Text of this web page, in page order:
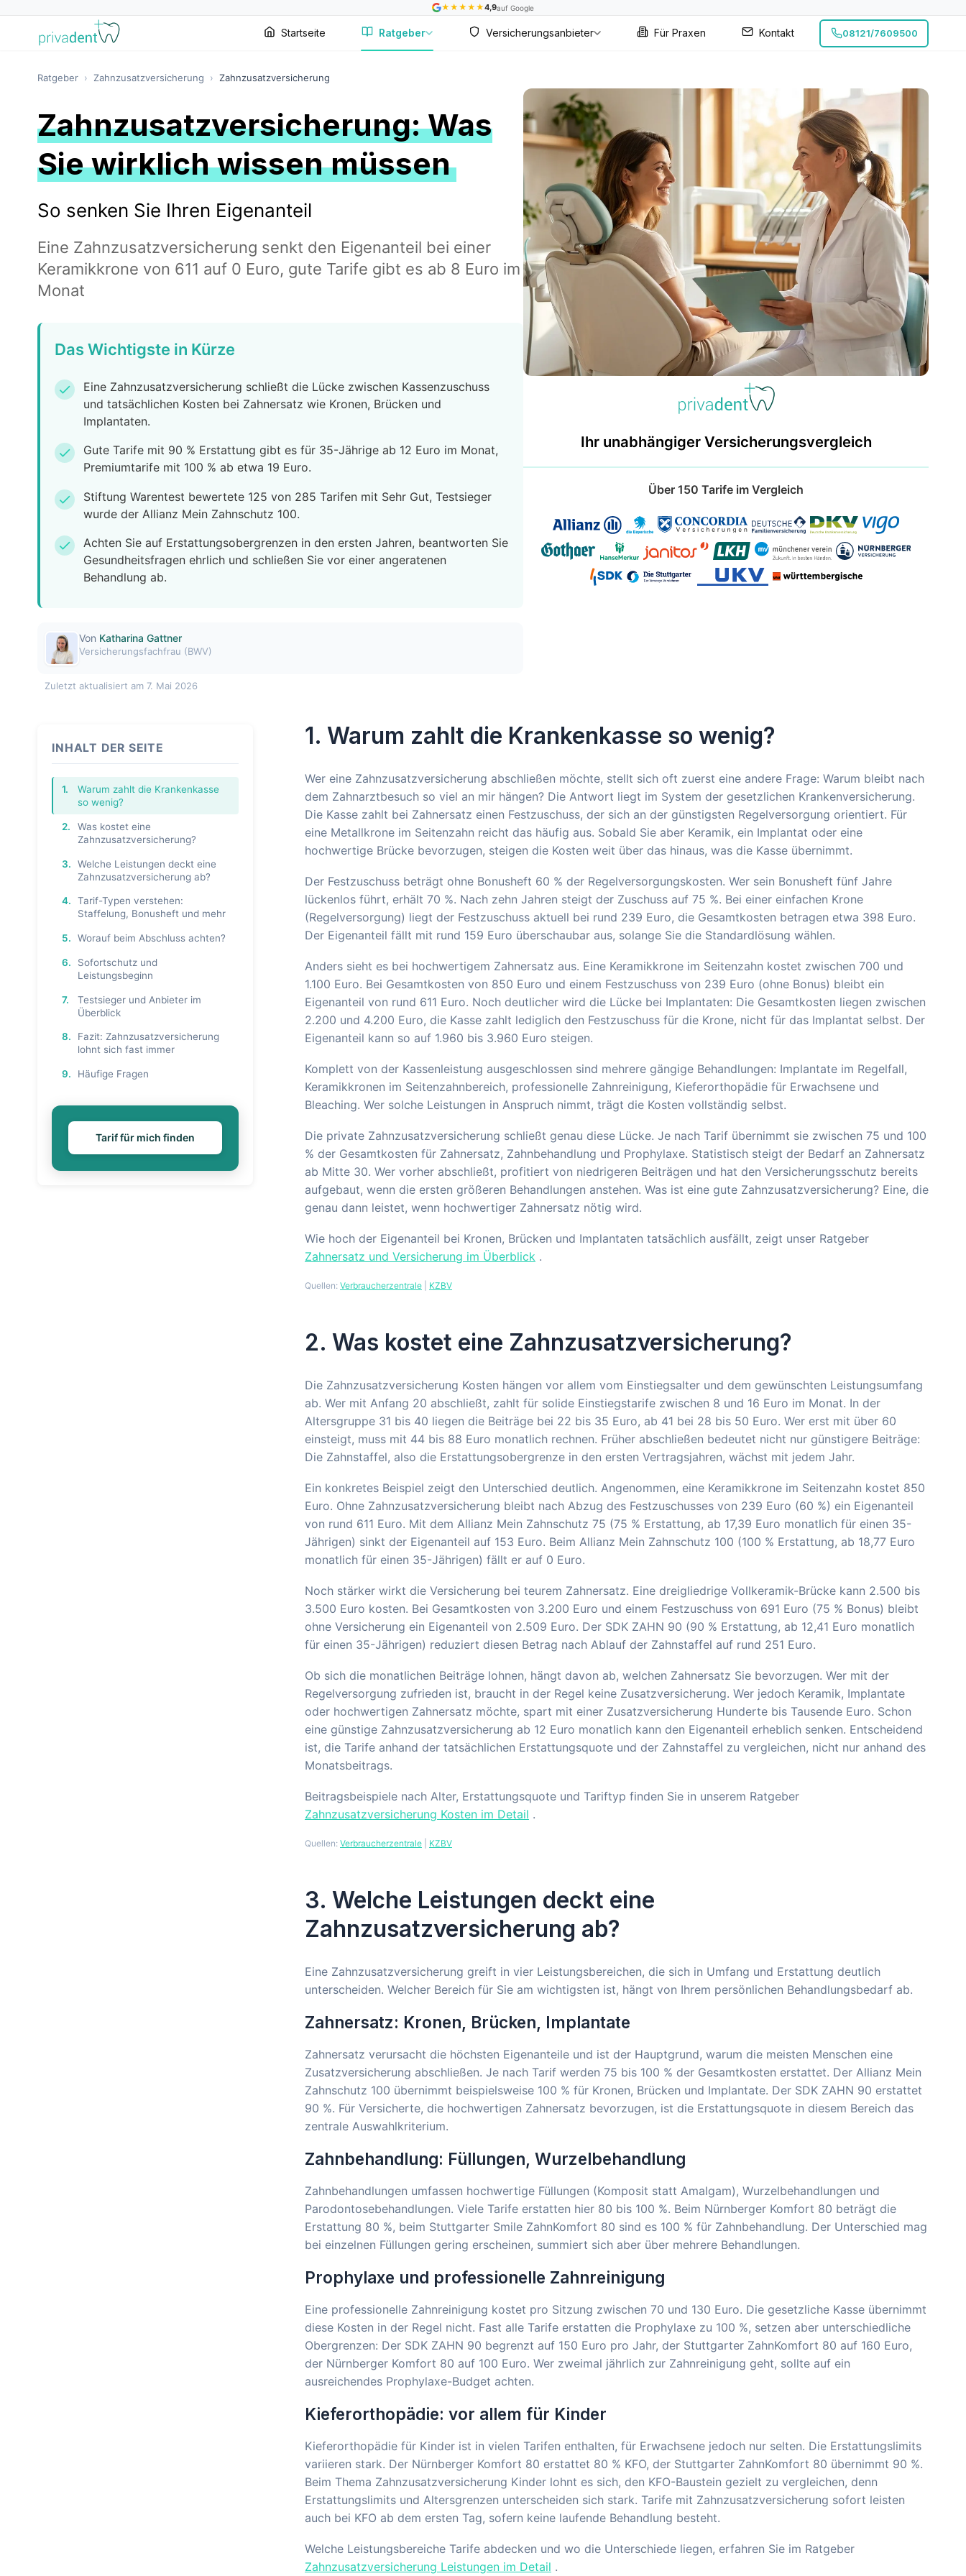
★ ★ ★ ★ ★4,9auf Google
Startseite Ratgeber Versicherungsanbieter Für Praxen Kontakt 08121/7609500
Ratgeber › Zahnzusatzversicherung › Zahnzusatzversicherung
Zahnzusatzversicherung: Was
Sie wirklich wissen müssen
So senken Sie Ihren Eigenanteil
Eine Zahnzusatzversicherung senkt den Eigenanteil bei einer
Keramikkrone von 611 auf 0 Euro, gute Tarife gibt es ab 8 Euro im
Monat
Das Wichtigste in Kürze
check
Eine Zahnzusatzversicherung schließt die Lücke zwischen Kassenzuschuss
und tatsächlichen Kosten bei Zahnersatz wie Kronen, Brücken und
Implantaten.
check
Gute Tarife mit 90 % Erstattung gibt es für 35-Jährige ab 12 Euro im Monat,
Premiumtarife mit 100 % ab etwa 19 Euro.
check
Stiftung Warentest bewertete 125 von 285 Tarifen mit Sehr Gut, Testsieger
wurde der Allianz Mein Zahnschutz 100.
check
Achten Sie auf Erstattungsobergrenzen in den ersten Jahren, beantworten Sie
Gesundheitsfragen ehrlich und schließen Sie vor einer angeratenen
Behandlung ab.
Von Katharina Gattner
Versicherungsfachfrau (BWV)
Zuletzt aktualisiert am 7. Mai 2026
Ihr unabhängiger Versicherungsvergleich
Über 150 Tarife im Vergleich
INHALT DER SEITE
1.
Warum zahlt die Krankenkasse
so wenig?
2.
Was kostet eine
Zahnzusatzversicherung?
3.
Welche Leistungen deckt eine
Zahnzusatzversicherung ab?
4.
Tarif-Typen verstehen:
Staffelung, Bonusheft und mehr
5. Worauf beim Abschluss achten?
6.
Sofortschutz und
Leistungsbeginn
7.
Testsieger und Anbieter im
Überblick
8.
Fazit: Zahnzusatzversicherung
lohnt sich fast immer
9. Häufige Fragen
Tarif für mich finden
1. Warum zahlt die Krankenkasse so wenig?
Wer eine Zahnzusatzversicherung abschließen möchte, stellt sich oft zuerst eine andere Frage: Warum bleibt nach
dem Zahnarztbesuch so viel an mir hängen? Die Antwort liegt im System der gesetzlichen Krankenversicherung.
Die Kasse zahlt bei Zahnersatz einen Festzuschuss, der sich an der günstigsten Regelversorgung orientiert. Für
eine Metallkrone im Seitenzahn reicht das häufig aus. Sobald Sie aber Keramik, ein Implantat oder eine
hochwertige Brücke bevorzugen, steigen die Kosten weit über das hinaus, was die Kasse übernimmt.
Der Festzuschuss beträgt ohne Bonusheft 60 % der Regelversorgungskosten. Wer sein Bonusheft fünf Jahre
lückenlos führt, erhält 70 %. Nach zehn Jahren steigt der Zuschuss auf 75 %. Bei einer einfachen Krone
(Regelversorgung) liegt der Festzuschuss aktuell bei rund 239 Euro, die Gesamtkosten betragen etwa 398 Euro.
Der Eigenanteil fällt mit rund 159 Euro überschaubar aus, solange Sie die Standardlösung wählen.
Anders sieht es bei hochwertigem Zahnersatz aus. Eine Keramikkrone im Seitenzahn kostet zwischen 700 und
1.100 Euro. Bei Gesamtkosten von 850 Euro und einem Festzuschuss von 239 Euro (ohne Bonus) bleibt ein
Eigenanteil von rund 611 Euro. Noch deutlicher wird die Lücke bei Implantaten: Die Gesamtkosten liegen zwischen
2.200 und 4.200 Euro, die Kasse zahlt lediglich den Festzuschuss für die Krone, nicht für das Implantat selbst. Der
Eigenanteil kann so auf 1.960 bis 3.960 Euro steigen.
Komplett von der Kassenleistung ausgeschlossen sind mehrere gängige Behandlungen: Implantate im Regelfall,
Keramikkronen im Seitenzahnbereich, professionelle Zahnreinigung, Kieferorthopädie für Erwachsene und
Bleaching. Wer solche Leistungen in Anspruch nimmt, trägt die Kosten vollständig selbst.
Die private Zahnzusatzversicherung schließt genau diese Lücke. Je nach Tarif übernimmt sie zwischen 75 und 100
% der Gesamtkosten für Zahnersatz, Zahnbehandlung und Prophylaxe. Statistisch steigt der Bedarf an Zahnersatz
ab Mitte 30. Wer vorher abschließt, profitiert von niedrigeren Beiträgen und hat den Versicherungsschutz bereits
aufgebaut, wenn die ersten größeren Behandlungen anstehen. Was ist eine gute Zahnzusatzversicherung? Eine, die
genau dann leistet, wenn hochwertiger Zahnersatz nötig wird.
Wie hoch der Eigenanteil bei Kronen, Brücken und Implantaten tatsächlich ausfällt, zeigt unser Ratgeber
Zahnersatz und Versicherung im Überblick .
Quellen: Verbraucherzentrale KZBV
2. Was kostet eine Zahnzusatzversicherung?
Die Zahnzusatzversicherung Kosten hängen vor allem vom Einstiegsalter und dem gewünschten Leistungsumfang
ab. Wer mit Anfang 20 abschließt, zahlt für solide Einstiegstarife zwischen 8 und 16 Euro im Monat. In der
Altersgruppe 31 bis 40 liegen die Beiträge bei 22 bis 35 Euro, ab 41 bei 28 bis 50 Euro. Wer erst mit über 60
einsteigt, muss mit 44 bis 88 Euro monatlich rechnen. Früher abschließen bedeutet nicht nur günstigere Beiträge:
Die Zahnstaffel, also die Erstattungsobergrenze in den ersten Vertragsjahren, wächst mit jedem Jahr.
Ein konkretes Beispiel zeigt den Unterschied deutlich. Angenommen, eine Keramikkrone im Seitenzahn kostet 850
Euro. Ohne Zahnzusatzversicherung bleibt nach Abzug des Festzuschusses von 239 Euro (60 %) ein Eigenanteil
von rund 611 Euro. Mit dem Allianz Mein Zahnschutz 75 (75 % Erstattung, ab 17,39 Euro monatlich für einen 35-
Jährigen) sinkt der Eigenanteil auf 153 Euro. Beim Allianz Mein Zahnschutz 100 (100 % Erstattung, ab 18,77 Euro
monatlich für einen 35-Jährigen) fällt er auf 0 Euro.
Noch stärker wirkt die Versicherung bei teurem Zahnersatz. Eine dreigliedrige Vollkeramik-Brücke kann 2.500 bis
3.500 Euro kosten. Bei Gesamtkosten von 3.200 Euro und einem Festzuschuss von 691 Euro (75 % Bonus) bleibt
ohne Versicherung ein Eigenanteil von 2.509 Euro. Der SDK ZAHN 90 (90 % Erstattung, ab 12,41 Euro monatlich
für einen 35-Jährigen) reduziert diesen Betrag nach Ablauf der Zahnstaffel auf rund 251 Euro.
Ob sich die monatlichen Beiträge lohnen, hängt davon ab, welchen Zahnersatz Sie bevorzugen. Wer mit der
Regelversorgung zufrieden ist, braucht in der Regel keine Zusatzversicherung. Wer jedoch Keramik, Implantate
oder hochwertigen Zahnersatz möchte, spart mit einer Zusatzversicherung Hunderte bis Tausende Euro. Schon
eine günstige Zahnzusatzversicherung ab 12 Euro monatlich kann den Eigenanteil erheblich senken. Entscheidend
ist, die Tarife anhand der tatsächlichen Erstattungsquote und der Zahnstaffel zu vergleichen, nicht nur anhand des
Monatsbeitrags.
Beitragsbeispiele nach Alter, Erstattungsquote und Tariftyp finden Sie in unserem Ratgeber
Zahnzusatzversicherung Kosten im Detail .
Quellen: Verbraucherzentrale KZBV
3. Welche Leistungen deckt eine
Zahnzusatzversicherung ab?
Eine Zahnzusatzversicherung greift in vier Leistungsbereichen, die sich in Umfang und Erstattung deutlich
unterscheiden. Welcher Bereich für Sie am wichtigsten ist, hängt von Ihrem persönlichen Behandlungsbedarf ab.
Zahnersatz: Kronen, Brücken, Implantate
Zahnersatz verursacht die höchsten Eigenanteile und ist der Hauptgrund, warum die meisten Menschen eine
Zusatzversicherung abschließen. Je nach Tarif werden 75 bis 100 % der Gesamtkosten erstattet. Der Allianz Mein
Zahnschutz 100 übernimmt beispielsweise 100 % für Kronen, Brücken und Implantate. Der SDK ZAHN 90 erstattet
90 %. Für Versicherte, die hochwertigen Zahnersatz bevorzugen, ist die Erstattungsquote in diesem Bereich das
zentrale Auswahlkriterium.
Zahnbehandlung: Füllungen, Wurzelbehandlung
Zahnbehandlungen umfassen hochwertige Füllungen (Komposit statt Amalgam), Wurzelbehandlungen und
Parodontosebehandlungen. Viele Tarife erstatten hier 80 bis 100 %. Beim Nürnberger Komfort 80 beträgt die
Erstattung 80 %, beim Stuttgarter Smile ZahnKomfort 80 sind es 100 % für Zahnbehandlung. Der Unterschied mag
bei einzelnen Füllungen gering erscheinen, summiert sich aber über mehrere Behandlungen.
Prophylaxe und professionelle Zahnreinigung
Eine professionelle Zahnreinigung kostet pro Sitzung zwischen 70 und 130 Euro. Die gesetzliche Kasse übernimmt
diese Kosten in der Regel nicht. Fast alle Tarife erstatten die Prophylaxe zu 100 %, setzen aber unterschiedliche
Obergrenzen: Der SDK ZAHN 90 begrenzt auf 150 Euro pro Jahr, der Stuttgarter ZahnKomfort 80 auf 160 Euro,
der Nürnberger Komfort 80 auf 100 Euro. Wer zweimal jährlich zur Zahnreinigung geht, sollte auf ein
ausreichendes Prophylaxe-Budget achten.
Kieferorthopädie: vor allem für Kinder
Kieferorthopädie für Kinder ist in vielen Tarifen enthalten, für Erwachsene jedoch nur selten. Die Erstattungslimits
variieren stark. Der Nürnberger Komfort 80 erstattet 80 % KFO, der Stuttgarter ZahnKomfort 80 übernimmt 90 %.
Beim Thema Zahnzusatzversicherung Kinder lohnt es sich, den KFO-Baustein gezielt zu vergleichen, denn
Erstattungslimits und Altersgrenzen unterscheiden sich stark. Tarife mit Zahnzusatzversicherung sofort leisten
auch bei KFO ab dem ersten Tag, sofern keine laufende Behandlung besteht.
Welche Leistungsbereiche Tarife abdecken und wo die Unterschiede liegen, erfahren Sie im Ratgeber
Zahnzusatzversicherung Leistungen im Detail .